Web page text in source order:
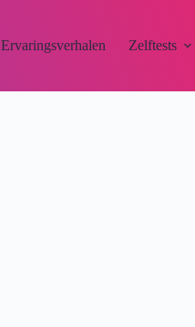
Ervaringsverhalen Zelftests